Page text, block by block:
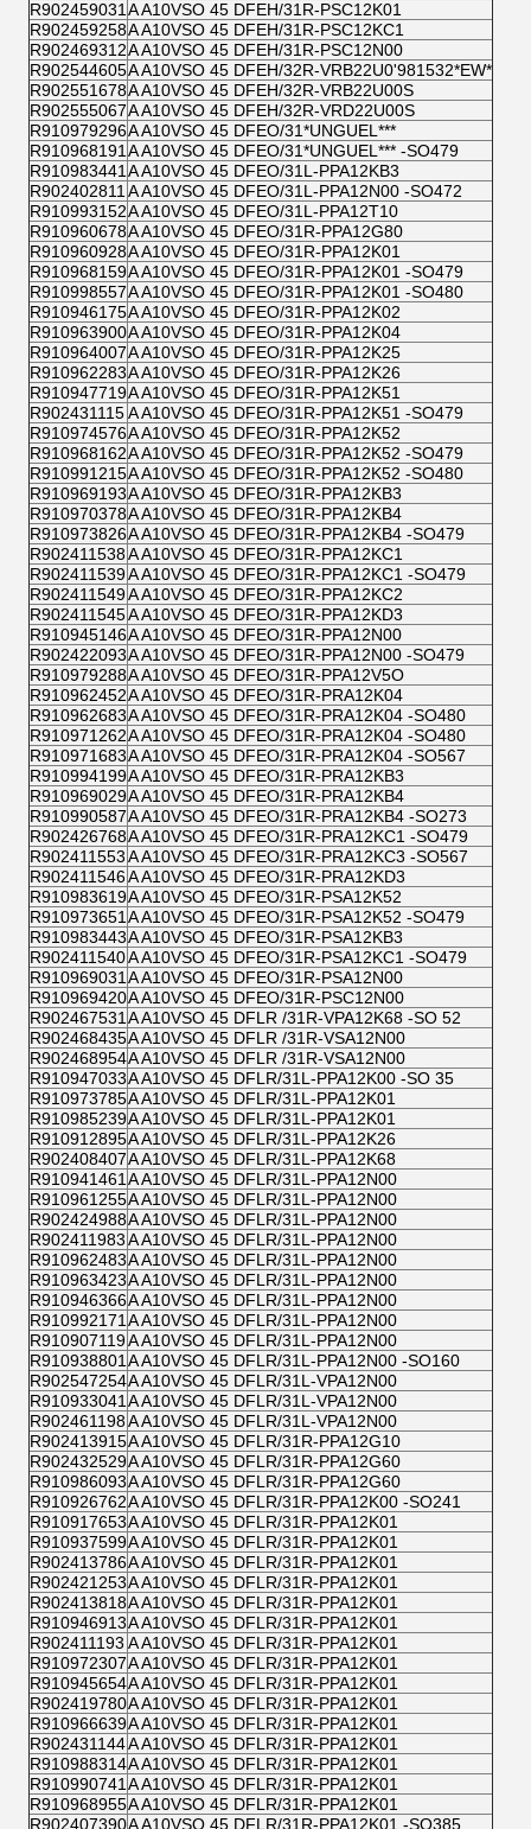
R902459031 A A10VSO 45 DFEH/31R-PSC12K01
R902459258A A10VSO 45 DFEH/31R-PSC12KC1
R902469312A A10VSO 45 DFEH/31R-PSC12N00
R902544605A A10VSO 45 DFEH/32R-VRB22U0'981532*EW*
R902551678A A10VSO 45 DFEH/32R-VRB22U00S
R902555067A A10VSO 45 DFEH/32R-VRD22U00S
R910979296A A10VSO 45 DFEO/31*UNGUEL***
R910968191 A A10VSO 45 DFEO/31*UNGUEL*** -SO479
R910983441 A A10VSO 45 DFEO/31L-PPA12KB3
R902402811 A A10VSO 45 DFEO/31L-PPA12N00 -SO472
R910993152A A10VSO 45 DFEO/31L-PPA12T10
R910960678A A10VSO 45 DFEO/31R-PPA12G80
R910960928A A10VSO 45 DFEO/31R-PPA12K01
R910968159A A10VSO 45 DFEO/31R-PPA12K01 -SO479
R910998557A A10VSO 45 DFEO/31R-PPA12K01 -SO480
R910946175A A10VSO 45 DFEO/31R-PPA12K02
R910963900A A10VSO 45 DFEO/31R-PPA12K04
R910964007A A10VSO 45 DFEO/31R-PPA12K25
R910962283A A10VSO 45 DFEO/31R-PPA12K26
R910947719A A10VSO 45 DFEO/31R-PPA12K51
R902431115A A10VSO 45 DFEO/31R-PPA12K51 -SO479
R910974576A A10VSO 45 DFEO/31R-PPA12K52
R910968162A A10VSO 45 DFEO/31R-PPA12K52 -SO479
R910991215A A10VSO 45 DFEO/31R-PPA12K52 -SO480
R910969193A A10VSO 45 DFEO/31R-PPA12KB3
R910970378A A10VSO 45 DFEO/31R-PPA12KB4
R910973826A A10VSO 45 DFEO/31R-PPA12KB4 -SO479
R902411538A A10VSO 45 DFEO/31R-PPA12KC1
R902411539A A10VSO 45 DFEO/31R-PPA12KC1 -SO479
R902411549A A10VSO 45 DFEO/31R-PPA12KC2
R902411545A A10VSO 45 DFEO/31R-PPA12KD3
R910945146A A10VSO 45 DFEO/31R-PPA12N00
R902422093A A10VSO 45 DFEO/31R-PPA12N00 -SO479
R910979288A A10VSO 45 DFEO/31R-PPA12V5O
R910962452A A10VSO 45 DFEO/31R-PRA12K04
R910962683A A10VSO 45 DFEO/31R-PRA12K04 -SO480
R910971262A A10VSO 45 DFEO/31R-PRA12K04 -SO480
R910971683A A10VSO 45 DFEO/31R-PRA12K04 -SO567
R910994199A A10VSO 45 DFEO/31R-PRA12KB3
R910969029A A10VSO 45 DFEO/31R-PRA12KB4
R910990587A A10VSO 45 DFEO/31R-PRA12KB4 -SO273
R902426768A A10VSO 45 DFEO/31R-PRA12KC1 -SO479
R902411553A A10VSO 45 DFEO/31R-PRA12KC3 -SO567
R902411546A A10VSO 45 DFEO/31R-PRA12KD3
R910983619A A10VSO 45 DFEO/31R-PSA12K52
R910973651 A A10VSO 45 DFEO/31R-PSA12K52 -SO479
R910983443A A10VSO 45 DFEO/31R-PSA12KB3
R902411540A A10VSO 45 DFEO/31R-PSA12KC1 -SO479
R910969031 A A10VSO 45 DFEO/31R-PSA12N00
R910969420A A10VSO 45 DFEO/31R-PSC12N00
R902467531 A A10VSO 45 DFLR /31R-VPA12K68 -SO 52
R902468435A A10VSO 45 DFLR /31R-VSA12N00
R902468954A A10VSO 45 DFLR /31R-VSA12N00
R910947033A A10VSO 45 DFLR/31L-PPA12K00 -SO 35
R910973785A A10VSO 45 DFLR/31L-PPA12K01
R910985239A A10VSO 45 DFLR/31L-PPA12K01
R910912895A A10VSO 45 DFLR/31L-PPA12K26
R902408407A A10VSO 45 DFLR/31L-PPA12K68
R910941461 A A10VSO 45 DFLR/31L-PPA12N00
R910961255A A10VSO 45 DFLR/31L-PPA12N00
R902424988A A10VSO 45 DFLR/31L-PPA12N00
R902411983A A10VSO 45 DFLR/31L-PPA12N00
R910962483A A10VSO 45 DFLR/31L-PPA12N00
R910963423A A10VSO 45 DFLR/31L-PPA12N00
R910946366A A10VSO 45 DFLR/31L-PPA12N00
R910992171 A A10VSO 45 DFLR/31L-PPA12N00
R910907119A A10VSO 45 DFLR/31L-PPA12N00
R910938801 A A10VSO 45 DFLR/31L-PPA12N00 -SO160
R902547254A A10VSO 45 DFLR/31L-VPA12N00
R910933041 A A10VSO 45 DFLR/31L-VPA12N00
R902461198A A10VSO 45 DFLR/31L-VPA12N00
R902413915A A10VSO 45 DFLR/31R-PPA12G10
R902432529A A10VSO 45 DFLR/31R-PPA12G60
R910986093A A10VSO 45 DFLR/31R-PPA12G60
R910926762A A10VSO 45 DFLR/31R-PPA12K00 -SO241
R910917653A A10VSO 45 DFLR/31R-PPA12K01
R910937599A A10VSO 45 DFLR/31R-PPA12K01
R902413786A A10VSO 45 DFLR/31R-PPA12K01
R902421253A A10VSO 45 DFLR/31R-PPA12K01
R902413818A A10VSO 45 DFLR/31R-PPA12K01
R910946913A A10VSO 45 DFLR/31R-PPA12K01
R902411193 A A10VSO 45 DFLR/31R-PPA12K01
R910972307A A10VSO 45 DFLR/31R-PPA12K01
R910945654A A10VSO 45 DFLR/31R-PPA12K01
R902419780A A10VSO 45 DFLR/31R-PPA12K01
R910966639A A10VSO 45 DFLR/31R-PPA12K01
R902431144A A10VSO 45 DFLR/31R-PPA12K01
R910988314A A10VSO 45 DFLR/31R-PPA12K01
R910990741 A A10VSO 45 DFLR/31R-PPA12K01
R910968955A A10VSO 45 DFLR/31R-PPA12K01
R902407390A A10VSO 45 DFLR/31R-PPA12K01 -SO385